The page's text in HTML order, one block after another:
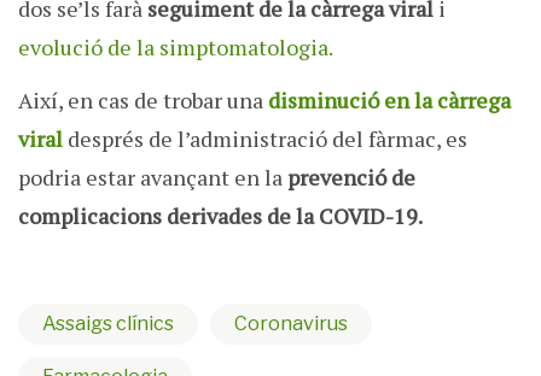
dos se’ls farà seguiment de la càrrega viral i
evolució de la simptomatologia.
Així, en cas de trobar una disminució en la càrrega
viral després de l’administració del fàrmac, es
podria estar avançant en laprevenció de
complicacions derivades de la COVID-19.
Assaigs clínics Coronavirus